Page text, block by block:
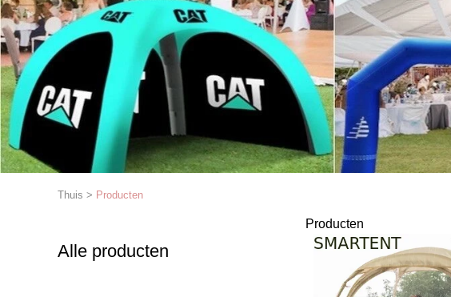
Thuis > Producten
Alle producten
Producten